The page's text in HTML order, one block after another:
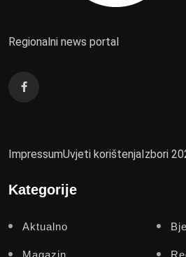
Regionalni news portal
ImpressumUvjeti korištenjaIzbori
Kategorije
Aktualno
Magazin